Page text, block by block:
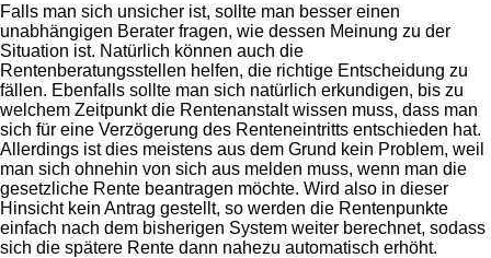
Falls man sich unsicher ist, sollte man besser einen
unabhängigen Berater fragen, wie dessen Meinung zu der
Situation ist. Natürlich können auch die
Rentenberatungsstellen helfen, die richtige Entscheidung zu
fällen. Ebenfalls sollte man sich natürlich erkundigen, bis zu
welchem Zeitpunkt die Rentenanstalt wissen muss, dass man
sich für eine Verzögerung des Renteneintritts entschieden hat.
Allerdings ist dies meistens aus dem Grund kein Problem, weil
man sich ohnehin von sich aus melden muss, wenn man die
gesetzliche Rente beantragen möchte. Wird also in dieser
Hinsicht kein Antrag gestellt, so werden die Rentenpunkte
einfach nach dem bisherigen System weiter berechnet, sodass
sich die spätere Rente dann nahezu automatisch erhöht.